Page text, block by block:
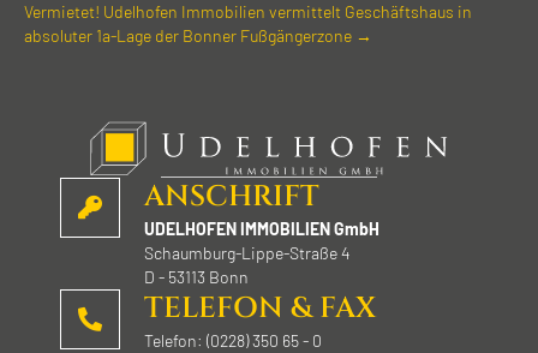
Vermietet! Udelhofen Immobilien vermittelt Geschäfts­haus in
absoluter 1a-Lage der Bonner Fußgänger­zone →
ANSCHRIFT
UDELHOFEN IMMOBILIEN GmbH
Schaumburg-Lippe-Straße 4
D - 53113 Bonn
TELEFON & FAX
Telefon: (0228) 350 65 - 0